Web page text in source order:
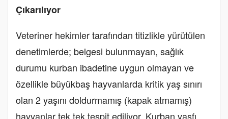
Çıkarılıyor
Veteriner hekimler tarafından titizlikle yürütülen
denetimlerde; belgesi bulunmayan, sağlık
durumu kurban ibadetine uygun olmayan ve
özellikle büyükbaş hayvanlarda kritik yaş sınırı
olan 2 yaşını doldurmamış (kapak atmamış)
hayvanlar tek tek tespit ediliyor. Kurban vasfı